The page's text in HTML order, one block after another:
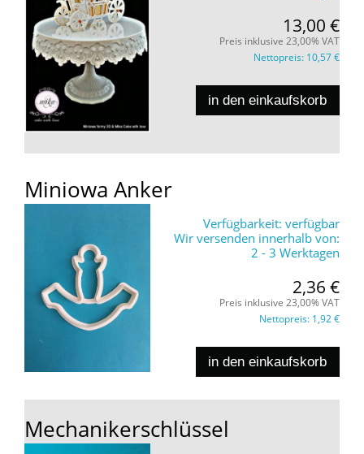
13,00 €
Preis inklusive 23,00% VAT
Nettopreis: 10,57 €
in den einkaufskorb
Miniowa Anker
Verfügbarkeit: verfügbar
Wir versenden innerhalb von:
2 - 3 Werktagen
2,36 €
Preis inklusive 23,00% VAT
Nettopreis: 1,92 €
in den einkaufskorb
Mechanikerschlüssel